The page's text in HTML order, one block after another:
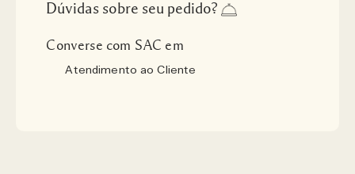
Dúvidas sobre seu pedido?
Converse com SAC em
Atendimento ao Cliente